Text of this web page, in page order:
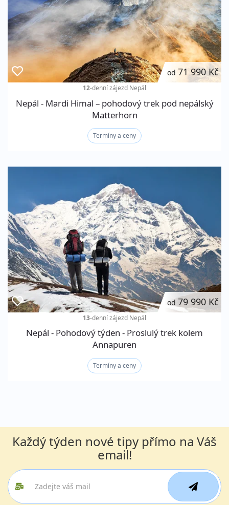
od 71 990 Kč
12-denní zájezd Nepál
Nepál - Mardi Himal – pohodový trek pod nepálský
Matterhorn
Termíny a ceny
od 79 990 Kč
13-denní zájezd Nepál
Nepál - Pohodový týden - Proslulý trek kolem
Annapuren
Termíny a ceny
Každý týden nové tipy přímo na Váš
email!